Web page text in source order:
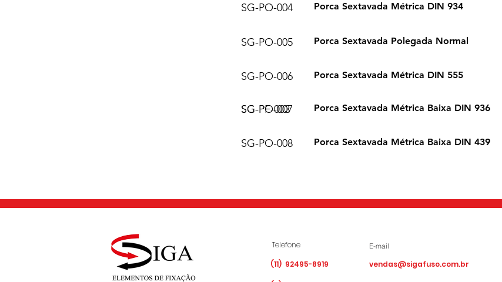
Porca Sextavada Métrica DIN 934
SG-PO-004
Porca Sextavada Polegada Normal
SG-PO-005
Porca Sextavada Métrica DIN 555
SG-PO-006
SG-PF-003 Porca Sextavada Métrica Baixa DIN 936
SG-PO-007
SG-PO-008 Porca Sextavada Métrica Baixa DIN 439
Telefone
(11) 92495-8919
E-mail
vendas@sigafuso.com.br